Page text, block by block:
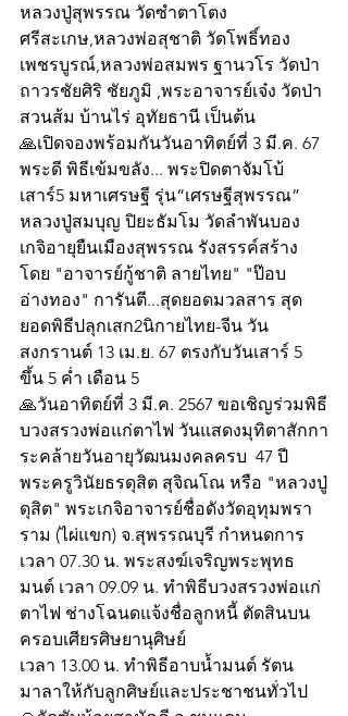
หลวงปู่สุพรรณ วัดซำตาโตง
ศรีสะเกษ,หลวงพ่อสุชาติ วัดโพธิ์ทอง
เพชรบูรณ์,หลวงพ่อสมพร ฐานวโร วัดป่า
ถาวรชัยศิริ ชัยภูมิ ,พระอาจารย์เจ๋ง วัดป่า
สวนส้ม บ้านไร่ อุทัยธานี เป็นต้น
🙏เปิดจองพร้อมกันวันอาทิตย์ที่ 3 มี.ค. 67
พระดี พิธีเข้มขลัง... พระปิดตาจัมโบ้
เสาร์5 มหาเศรษฐี รุ่น“เศรษฐีสุพรรณ”
หลวงปู่สมบุญ ปิยะธัมโม วัดลำพันบอง
เกจิอายุยืนเมืองสุพรรณ รังสรรค์สร้าง
โดย "อาจารย์กู้ชาติ ลายไทย" "ป๊อบ
อ่างทอง" การันตี...สุดยอดมวลสาร สุด
ยอดพิธีปลุกเสก2นิกายไทย-จีน วัน
สงกรานต์ 13 เม.ย. 67 ตรงกับวันเสาร์ 5
ขึ้น 5 ค่ำ เดือน 5
🙏วันอาทิตย์ที่ 3 มี.ค. 2567 ขอเชิญร่วมพิธี
บวงสรวงพ่อแก่ตาไฟ วันแสดงมุทิตาสักกา
ระคล้ายวันอายุวัฒนมงคลครบ  47 ปี
พระครูวินัยธรดุสิต สุจิณโณ หรือ "หลวงปู่
ดุสิต" พระเกจิอาจารย์ชื่อดังวัดอุทุมพรา
ราม (ไผ่แขก) จ.สุพรรณบุรี กำหนดการ
เวลา 07.30 น. พระสงฆ์เจริญพระพุทธ
มนต์ เวลา 09.09 น. ทำพิธีบวงสรวงพ่อแก่
ตาไฟ ช่างโฉนดแจ้งชื่อลูกหนี้ ตัดสินบน
ครอบเศียรศิษยานุศิษย์
เวลา 13.00 น. ทำพิธีอาบน้ำมนต์ รัตน
มาลาให้กับลูกศิษย์และประชาชนทั่วไป